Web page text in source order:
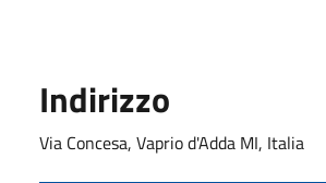
Indirizzo
Via Concesa, Vaprio d'Adda MI, Italia